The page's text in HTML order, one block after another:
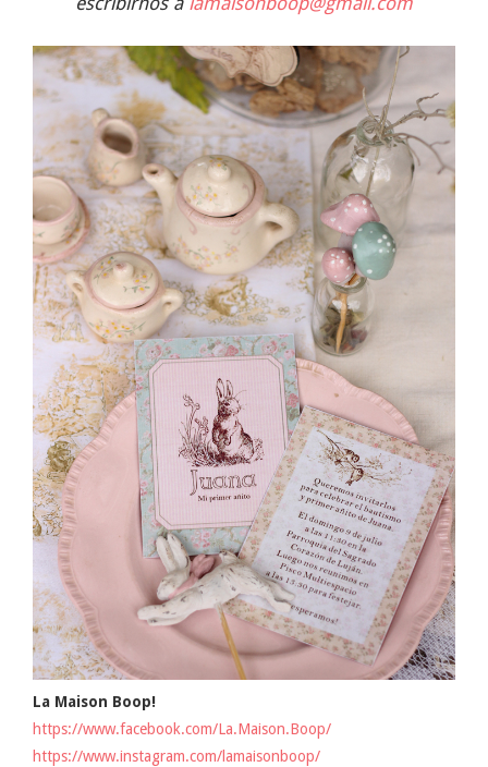
La Maison Boop!
https://www.facebook.com/La.Maison.Boop/
https://www.instagram.com/lamaisonboop/